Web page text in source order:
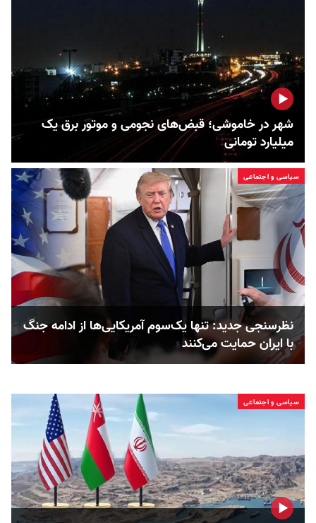
شهر در خاموشی؛ قبض‌های نجومی و موتور برق یک
میلیارد تومانی
سیاسی و اجتماعی
نظرسنجی جدید: تنها یک‌سوم آمریکایی‌ها از ادامه جنگ
با ایران حمایت می‌کنند
سیاسی و اجتماعی